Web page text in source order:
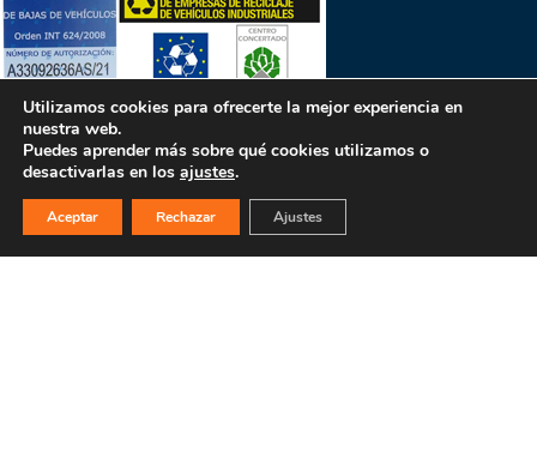
PULSA PARA MÁS INFORMACIÓN
Utilizamos cookies para ofrecerte la mejor experiencia en
nuestra web.
Puedes aprender más sobre qué cookies utilizamos o
desactivarlas en los ajustes.
Aceptar Rechazar Ajustes